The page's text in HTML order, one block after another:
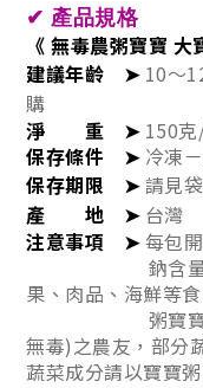
✔ 產品規格
《 無毒農粥寶寶 大
建議年齡 ➤ 10～
購
淨 重 ➤ 150
保存條件 ➤ 冷凍
保存期限 ➤請見
產 地 ➤ 台灣
注意事項 ➤每包
鈉含
果、肉品、海鮮等
粥寶
無毒)之農友，部分
蔬菜成分請以寶寶